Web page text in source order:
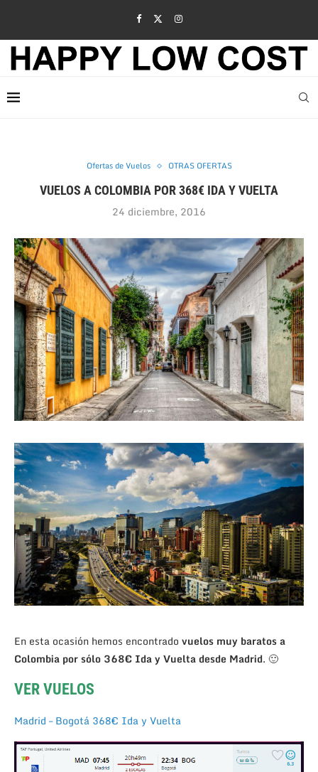
Ofertas de Vuelos OTRAS OFERTAS
VUELOS A COLOMBIA POR 368€ IDA Y VUELTA
24 diciembre, 2016
En esta ocasión hemos encontrado vuelos muy baratos a
Colombia por sólo 368€ Ida y Vuelta desde Madrid. 🙂
VER VUELOS
Madrid – Bogotá 368€ Ida y Vuelta